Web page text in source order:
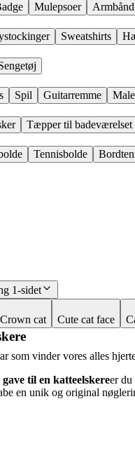
Mulepsoer
Armbånd
Sweatshirts
Spil Guitarremme
Tæpper til badeværelset
Tennisbolde
1-sidet
Crown cat Cute cat face
som vinder vores alles
gave til en katteelskereer du
en unik og original